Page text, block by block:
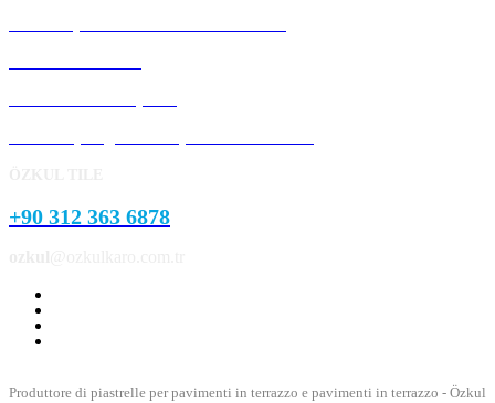
+90 312 363 6878
Produttore di piastrelle per pavimenti in terrazzo e pavimenti in terrazzo - Özkul